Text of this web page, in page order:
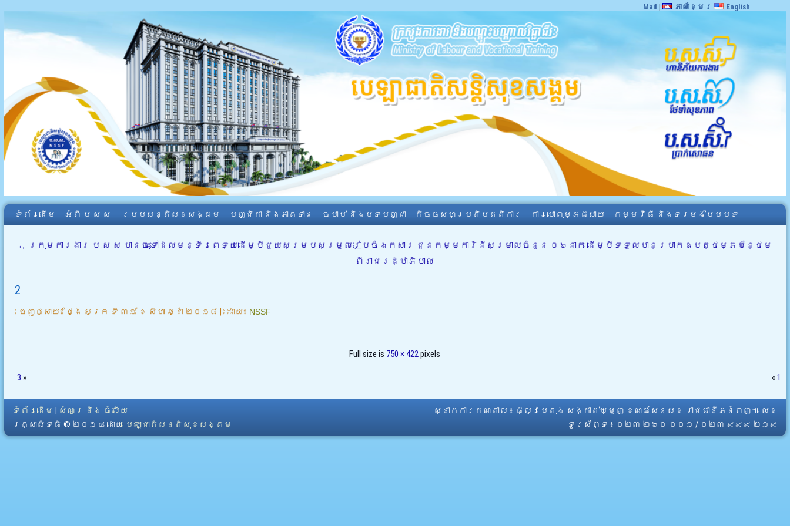
Mail | ភាសាខ្មែរ English
ទំព័រដើម អំពី​ ប.ស.ស. របបសន្តិសុខសង្គម បញ្ជិកា និងភាគទាន ច្បាប់ និងបទបញ្ជា កិច្ចសហប្រតិបត្តិការ ការបោះពុម្ភផ្សាយ កម្មវិធី និងទម្រង់បែបបទ
← ក្រុមការងារ ប.ស.ស បានចុះទៅដល់មន្ទីរពេទ្យដើម្បីជួយសម្របសម្រួលរៀបចំឯកសារ ជូនកម្មការិនីសម្រាលចំនួន ០៦នាក់ ដើម្បីទទួលបានប្រាក់ឧបត្ថម្ភបន្ថែម
ពីរាជរដ្ឋាភិបាល
2
ចេញផ្សាយ៖ ថ្ងៃ សុក្រ ទី ៣១ ខែ សីហា ឆ្នាំ ២០១៨ | ដោយ៖ NSSF
Full size is 750 × 422pixels
3 » «1
ទំព័រដើម
សំណួរ និង ចំលើយ
រក្សាសិទ្ធិ © ២០១៤ ដោយ​ បេឡាជាតិសន្តិសុខសង្គម
ស្នាក់ការកណ្តាល ៖ ផ្លូវបេតុង សង្កាត់ឃ្មួញ ខណ្ឌសែនសុខ រាជធានីភ្នំពេញ។ លេខ
ទូរស័ព្ទ ៖ ០២៣ ២៦០ ០០១ / ០២៣ ៩៩៩ ២១៩